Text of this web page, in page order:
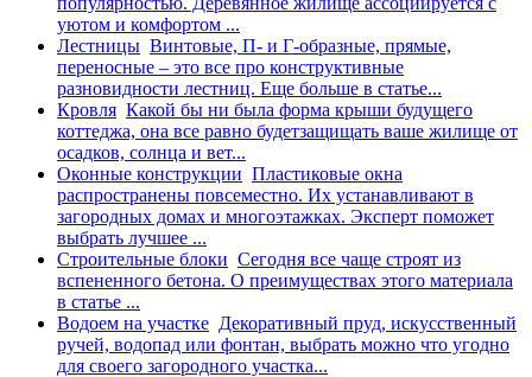
уютом и комфортом ...
Лестницы Винтовые, П- и Г-образные, прямые,
переносные – это все про конструктивные
разновидности лестниц. Еще больше в статье...
Кровля Какой бы ни была форма крыши будущего
коттеджа, она все равно будетзащищать ваше жилище от
осадков, солнца и вет...
Оконные конструкции Пластиковые окна
распространены повсеместно. Их устанавливают в
загородных домах и многоэтажках. Эксперт поможет
выбрать лучшее ...
Строительные блоки Сегодня все чаще строят из
вспененного бетона. О преимуществах этого материала
в статье ...
Водоем на участке Декоративный пруд, искусственный
ручей, водопад или фонтан, выбрать можно что угодно
для своего загородного участка...